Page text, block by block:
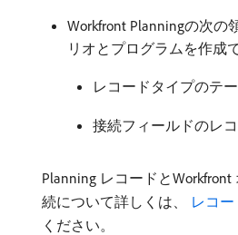
Workfront Planningの次の
リオとプログラムを作成
レコードタイプのテ
接続フィールドのレ
Planning レコードと
続について詳しくは、
レコ
ください。